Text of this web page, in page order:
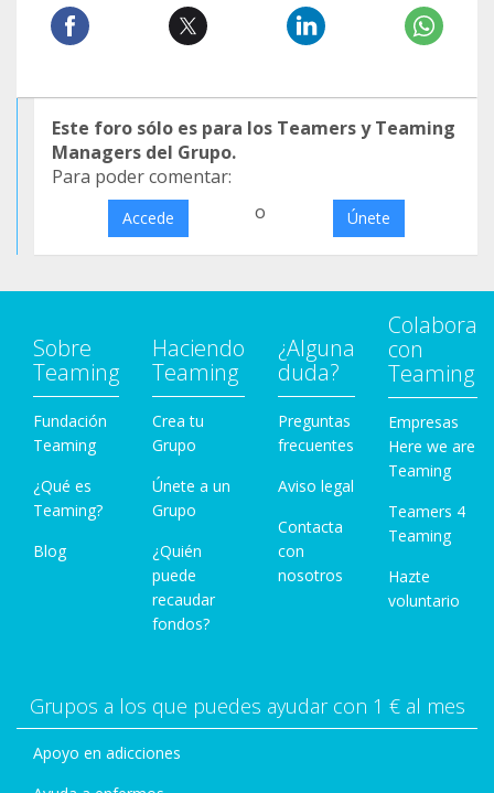
Este foro sólo es para los Teamers y Teaming
Managers del Grupo.
Para poder comentar:
Accede o Únete
Sobre
Teaming
Fundación
Teaming
¿Qué es
Teaming?
Blog
Haciendo
Teaming
Crea tu
Grupo
Únete a un
Grupo
¿Quién
puede
recaudar
fondos?
¿Alguna
duda?
Preguntas
frecuentes
Aviso legal
Contacta
con
nosotros
Colabora
con
Teaming
Empresas
Here we are
Teaming
Teamers 4
Teaming
Hazte
voluntario
Grupos a los que puedes ayudar con 1 € al mes
Apoyo en adicciones